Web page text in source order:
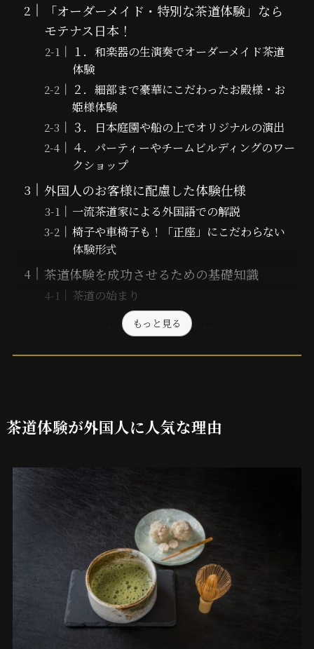
「オーダーメイド・特別な茶道体験」なら
モテナス日本！
１．和楽器の生演奏でオーダーメイド茶道
体験
２．細部まで豪華にこだわったお殿様・お
姫様体験
３．日本庭園や船の上でオリジナルの演出
４．パーティーやチームビルディングのワー
クショップ
外国人のお客様に配慮した体験仕様
一流茶道家による外国語での解説
椅子や車椅子も！「正座」にこだわらない
体験形式
茶道体験を成功させるための基礎知識
茶道の始まり
もっと見る
茶道体験が外国人に人気な理由